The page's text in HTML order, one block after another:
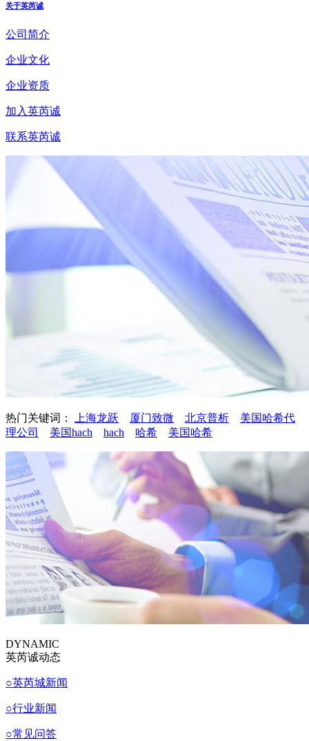
关于英芮诚
公司简介
企业文化
企业资质
加入英芮诚
联系英芮诚
热门关键词： 上海龙跃 厦门致微 北京普析
美国哈希代
理公司
美国hach hach 哈希 美国哈希
DYNAMIC
英芮诚动态
○英芮城新闻
○行业新闻
○常见问答